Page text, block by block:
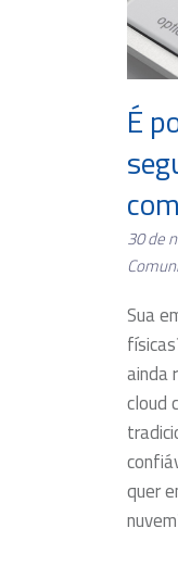
É
30 de
Sua
ainda
cloud
quer